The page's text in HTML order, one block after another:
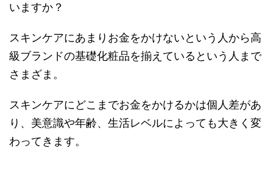
いますか？
スキンケアにあまりお金をかけないという人から高
級ブランドの基礎化粧品を揃えているという人まで
さまざま。
スキンケアにどこまでお金をかけるかは個人差があ
り、美意識や年齢、生活レベルによっても大きく変
わってきます。